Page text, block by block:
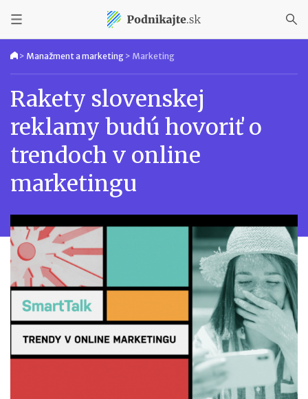
> Manažment a marketing > Marketing
Rakety slovenskej
reklamy budú hovoriť o
trendoch v online
marketingu